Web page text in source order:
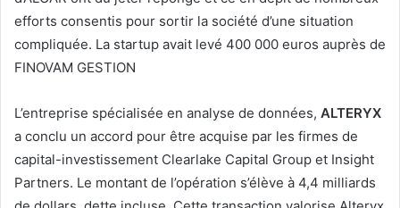
efforts consentis pour sortir la société d’une situation
compliquée. La startup avait levé 400 000 euros auprès de
FINOVAM GESTION
L’entreprise spécialisée en analyse de données, ALTERYX
a conclu un accord pour être acquise par les firmes de
capital-investissement Clearlake Capital Group et Insight
Partners. Le montant de l’opération s’élève à 4,4 milliards